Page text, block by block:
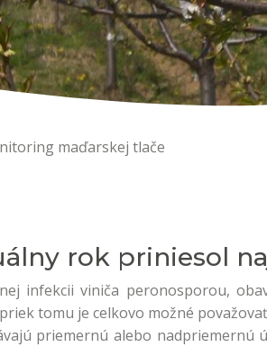
maďarskej tlače
rok priniesol
infekcii viniča peronosporou,
tomu je celkovo možné
priemernú alebo